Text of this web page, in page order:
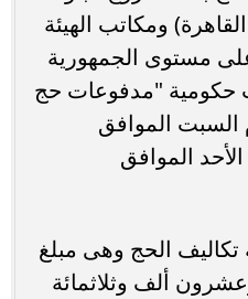
ومكاتب الهيئة
مستوى الجمهورية
حكومية "مدفوعات حج
السبت الموافق
الأحد الموافق
الحج وهى مبلغ
مائتان وعشرون ألف وثلاثمائة